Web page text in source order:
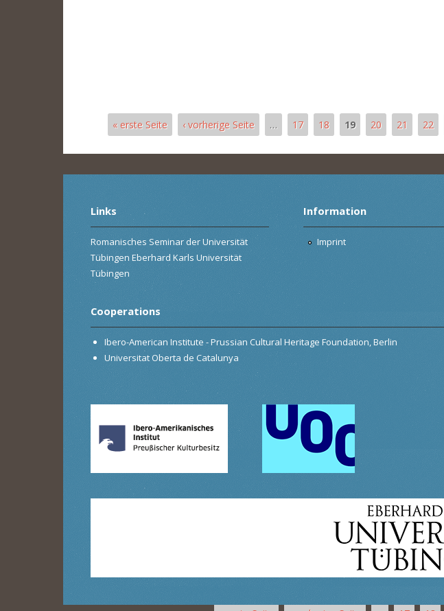
« erste Seite ‹ vorherige Seite … 17 18 19 20 21 22
Links
Romanisches Seminar der Universität
Tübingen Eberhard Karls Universität
Tübingen
Information
Imprint
Cooperations
Ibero-American Institute - Prussian Cultural Heritage Foundation, Berlin
Universitat Oberta de Catalunya